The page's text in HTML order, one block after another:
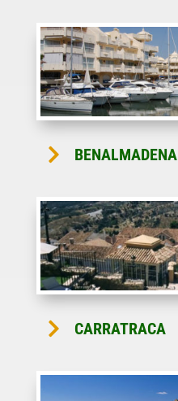
 BENALMADENA
 CARRATRACA